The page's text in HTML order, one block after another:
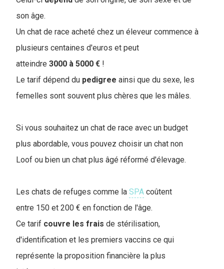
son âge.
Un chat de race acheté chez un éleveur commence à
plusieurs centaines d'euros et peut
atteindre 3000 à 5000 € !
Le tarif dépend du pedigree ainsi que du sexe, les
femelles sont souvent plus chères que les mâles.
Si vous souhaitez un chat de race avec un budget
plus abordable, vous pouvez choisir un chat non
Loof ou bien un chat plus âgé réformé d'élevage.
Les chats de refuges comme la SPA coûtent
entre 150 et 200 € en fonction de l'âge.
Ce tarif couvre les frais de stérilisation,
d'identification et les premiers vaccins ce qui
représente la proposition financière la plus